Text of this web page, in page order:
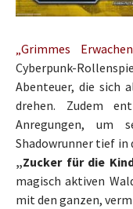
„Grimmes
Cyberpunk-
Abenteuer, die sich
drehen. Zudem
Anregungen, um
Shadowrunner tief in
„Zucker für die
magisch aktiven
mit den ganzen,